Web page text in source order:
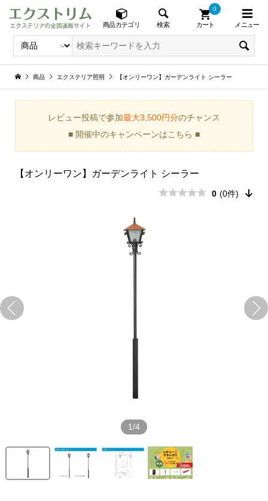
商品カテゴリ 検索 カート
0
メニュー
商品 エクステリア照明 【オンリーワン】ガーデンライト シーラー
レビュー投稿で参加最大3,500円分のチャンス
■ 開催中のキャンペーンはこちら ■
【オンリーワン】ガーデンライト シーラー
0 (0件)
1/4